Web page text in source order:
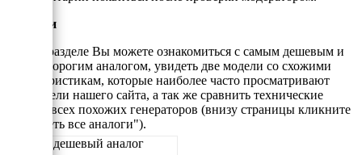
Аналоги
В этом разделе Вы можете ознакомиться с самым дешевым и
самым дорогим аналогом, увидеть две модели со схожими
характеристикам, которые наиболее часто просматривают
посетители нашего сайта, а так же сравнить технические
данные всех похожих генераторов (внизу страницы кликните
"Смотреть все аналоги").
Самый дешевый аналог